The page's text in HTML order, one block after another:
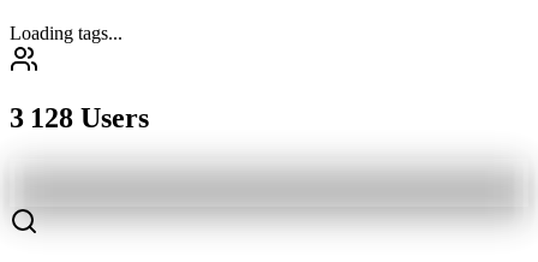
Loading tags...
3 128 Users